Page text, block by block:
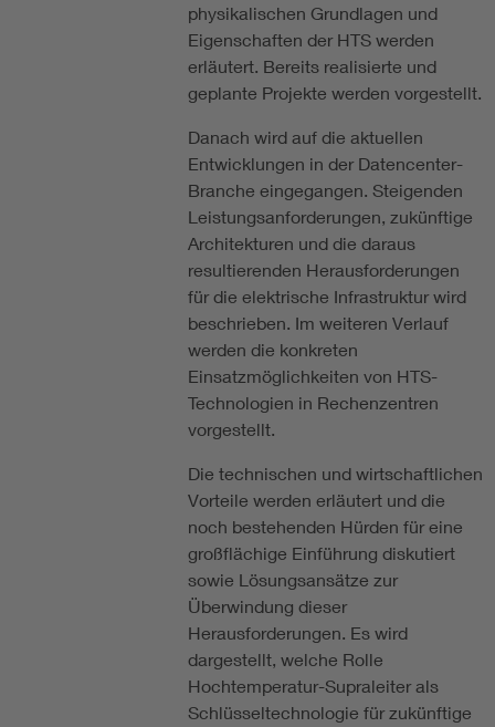
physikalischen Grundlagen und
Eigenschaften der HTS werden
erläutert. Bereits realisierte und
geplante Projekte werden vorgestellt.
Danach wird auf die aktuellen
Entwicklungen in der Datencenter-
Branche eingegangen. Steigenden
Leistungsanforderungen, zukünftige
Architekturen und die daraus
resultierenden Herausforderungen
für die elektrische Infrastruktur wird
beschrieben. Im weiteren Verlauf
werden die konkreten
Einsatzmöglichkeiten von HTS-
Technologien in Rechenzentren
vorgestellt.
Die technischen und wirtschaftlichen
Vorteile werden erläutert und die
noch bestehenden Hürden für eine
großflächige Einführung diskutiert
sowie Lösungsansätze zur
Überwindung dieser
Herausforderungen. Es wird
dargestellt, welche Rolle
Hochtemperatur-Supraleiter als
Schlüsseltechnologie für zukünftige